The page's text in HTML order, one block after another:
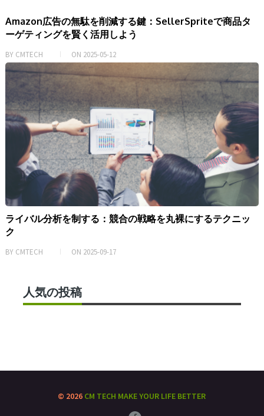
Amazon広告の無駄を削減する鍵：SellerSpriteで商品タ
ーゲティングを賢く活用しよう
BY CMTECH ON 2025-05-12
ライバル分析を制する：競合の戦略を丸裸にするテクニッ
ク
BY CMTECH ON 2025-09-17
人気の投稿
© 2026 CM TECH MAKE YOUR LIFE BETTER